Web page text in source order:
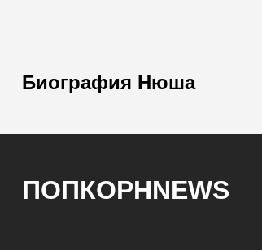
Биография Нюша
ПОПКОРНNEWS